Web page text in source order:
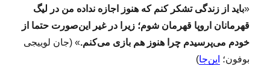
ع
ی
»
«باید از زندگی تشکر کنم که هنوز اجازه نداده من در لیگ
قهرمانان اروپا قهرمان شوم؛ زیرا در غیر این‌صورت حتما از
خودم می‌پرسیدم چرا هنوز هم بازی می‌کنم.» (جان لوییجی
بوفون؛ این‌جا)